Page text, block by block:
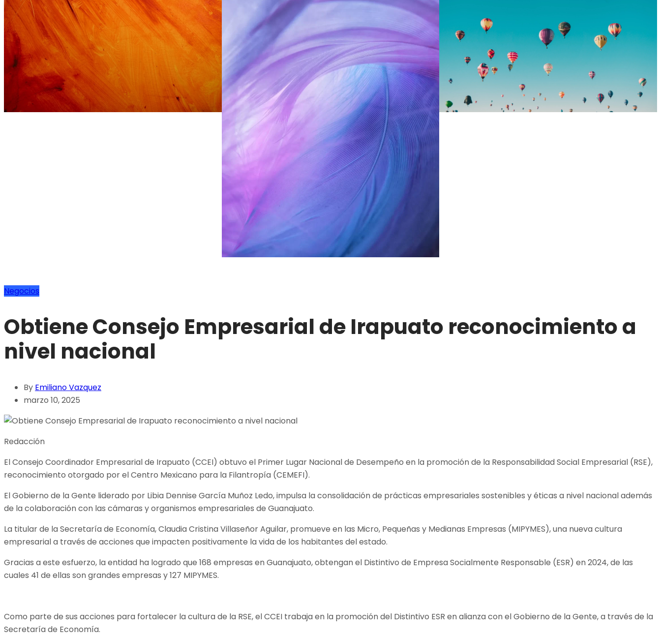
Negocios
Obtiene Consejo Empresarial de Irapuato reconocimiento a
nivel nacional
By Emiliano Vazquez
marzo 10, 2025
Redacción
El Consejo Coordinador Empresarial de Irapuato (CCEI) obtuvo el Primer Lugar Nacional de Desempeño en la promoción de la Responsabilidad Social Empresarial (RSE),
reconocimiento otorgado por el Centro Mexicano para la Filantropía (CEMEFI).
El Gobierno de la Gente liderado por Libia Dennise García Muñoz Ledo, impulsa la consolidación de prácticas empresariales sostenibles y éticas a nivel nacional además
de la colaboración con las cámaras y organismos empresariales de Guanajuato.
La titular de la Secretaría de Economía, Claudia Cristina Villaseñor Aguilar, promueve en las Micro, Pequeñas y Medianas Empresas (MIPYMES), una nueva cultura
empresarial a través de acciones que impacten positivamente la vida de los habitantes del estado.
Gracias a este esfuerzo, la entidad ha logrado que 168 empresas en Guanajuato, obtengan el Distintivo de Empresa Socialmente Responsable (ESR) en 2024, de las
cuales 41 de ellas son grandes empresas y 127 MIPYMES.
Como parte de sus acciones para fortalecer la cultura de la RSE, el CCEI trabaja en la promoción del Distintivo ESR en alianza con el Gobierno de la Gente, a través de la
Secretaría de Economía.